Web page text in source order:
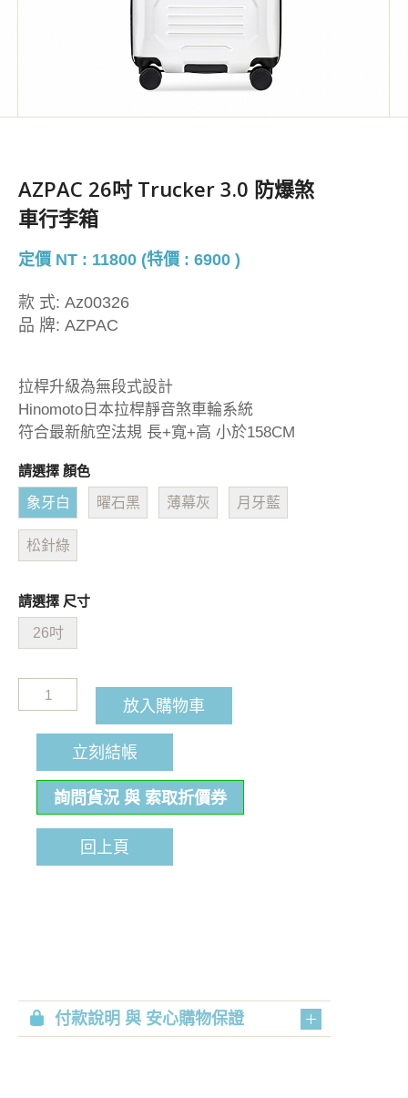
AZPAC 26吋 Trucker 3.0 防爆煞
車行李箱
定價 NT : 11800 (特價 : 6900 )
款 式: Az00326
品 牌: AZPAC
拉桿升級為無段式設計
Hinomoto日本拉桿靜音煞車輪系統
符合最新航空法規 長+寬+高 小於158CM
請選擇 顏色
象牙白 曜石黑 薄幕灰 月牙藍
松針綠
請選擇 尺寸
26吋
放入購物車
立刻結帳
詢問貨況 與 索取折價券
回上頁
付款說明 與 安心購物保證